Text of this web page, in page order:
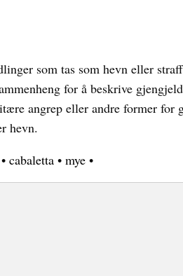
som tas som hevn eller
for å beskrive
angrep eller andre former
hevn.
• cabaletta • mye •